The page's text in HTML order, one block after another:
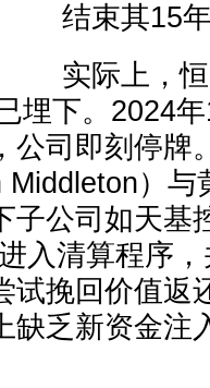
结束其15
实际上，
埋下。2024
公司即刻停牌
）与
子公司如天基
入清算程序
试挽回价值返
缺乏新资金注